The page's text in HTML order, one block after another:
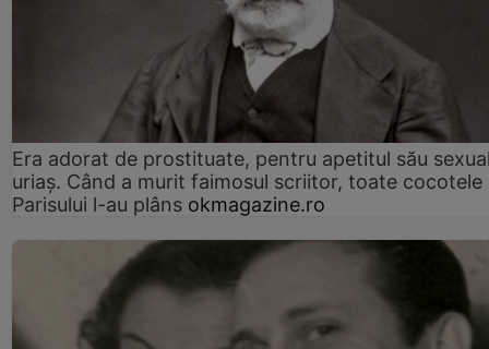
Era adorat de prostituate, pentru apetitul său
uriaș. Când a murit faimosul scriitor, toate cocotele
Parisului l-au plâns okmagazine.ro